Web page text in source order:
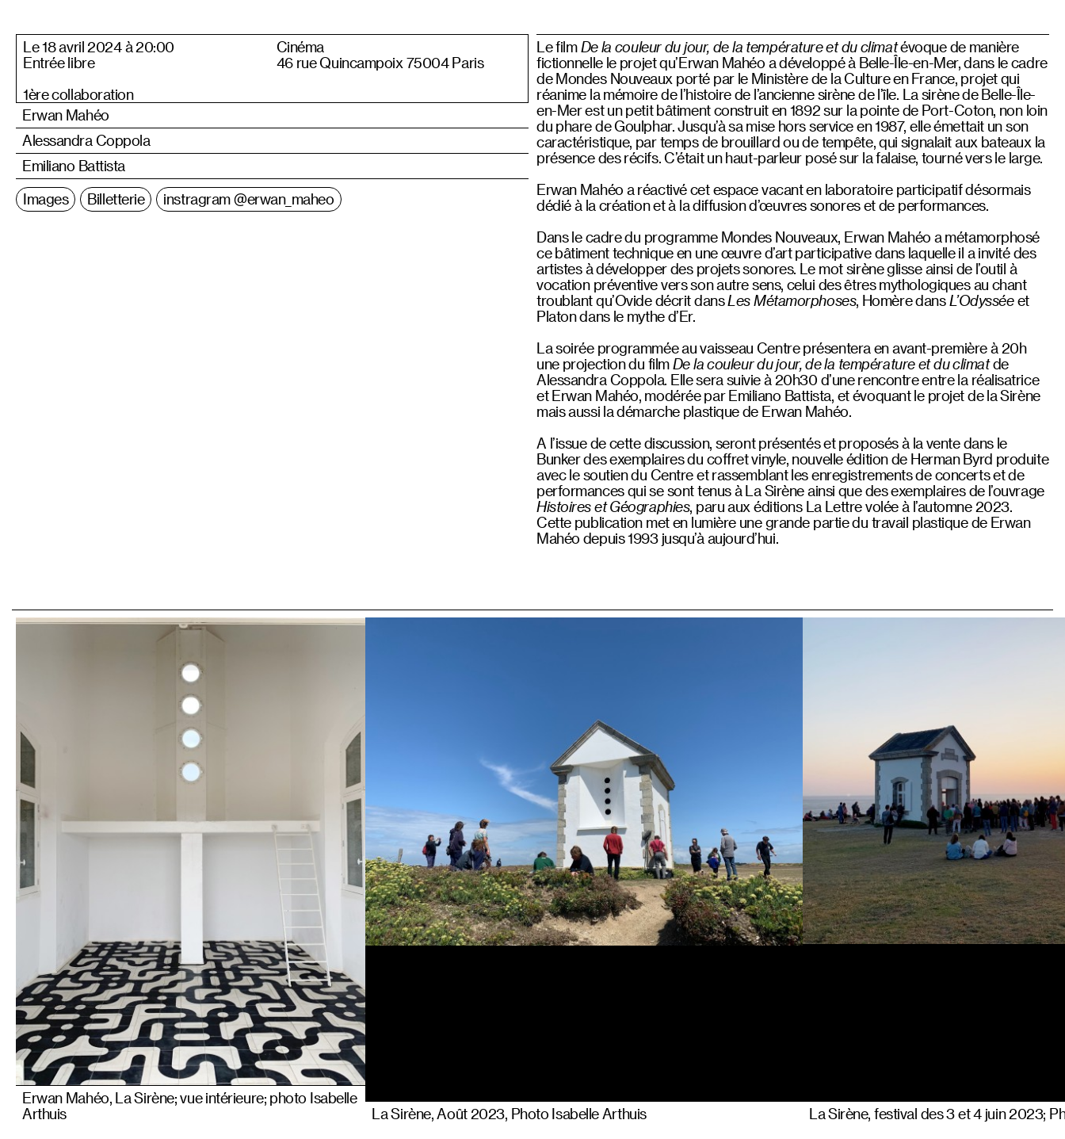
Le 18 avril 2024 à 20:00
Entrée libre
Cinéma
46 rue Quincampoix 75004 Paris
1ère collaboration
Erwan Mahéo
Alessandra Coppola
Emiliano Battista
Images
Billetterie instragram @erwan_maheo
Le film De la couleur du jour, de la température et du climatévoque de manière
fictionnelle le projet qu’Erwan Mahéo a développé à Belle-Île-en-Mer, dans le cadre
de Mondes Nouveaux porté par le Ministère de la Culture en France, projet qui
réanime la mémoire de l’histoire de l’ancienne sirène de l’île. La sirène de Belle-Île-
en-Mer est un petit bâtiment construit en 1892 sur la pointe de Port-Coton, non loin
du phare de Goulphar. Jusqu’à sa mise hors service en 1987, elle émettait un son
caractéristique, par temps de brouillard ou de tempête, qui signalait aux bateaux la
présence des récifs. C’était un haut-parleur posé sur la falaise, tourné vers le large.
Erwan Mahéo a réactivé cet espace vacant en laboratoire participatif désormais
dédié à la création et à la diffusion d’œuvres sonores et de performances.
Dans le cadre du programme Mondes Nouveaux, Erwan Mahéo a métamorphosé
ce bâtiment technique en une œuvre d’art participative dans laquelle il a invité des
artistes à développer des projets sonores. Le mot sirène glisse ainsi de l’outil à
vocation préventive vers son autre sens, celui des êtres mythologiques au chant
troublant qu’Ovide décrit dansLes Métamorphoses, Homère dans L’Odysséeet
Platon dans le mythe d’Er.
La soirée programmée au vaisseau Centre présentera en avant-première à 20h
une projection du film De la couleur du jour, de la température et du climatde
Alessandra Coppola. Elle sera suivie à 20h30 d’une rencontre entre la réalisatrice
et Erwan Mahéo, modérée par Emiliano Battista, et évoquant le projet de la Sirène
mais aussi la démarche plastique de Erwan Mahéo.
A l’issue de cette discussion, seront présentés et proposés à la vente dans le
Bunker des exemplaires du coffret vinyle, nouvelle édition de Herman Byrd produite
avec le soutien du Centre et rassemblant les enregistrements de concerts et de
performances qui se sont tenus à La Sirène ainsi que des exemplaires de l’ouvrage
Histoires et Géographies, paru aux éditions La Lettre volée à l’automne 2023.
Cette publication met en lumière une grande partie du travail plastique de Erwan
Mahéo depuis 1993 jusqu’à aujourd’hui.
Erwan Mahéo, La Sirène; vue intérieure; photo Isabelle
Arthuis
La Sirène, Août 2023, Photo Isabelle Arthuis La Sirène, festival des 3 et 4 juin 2023;